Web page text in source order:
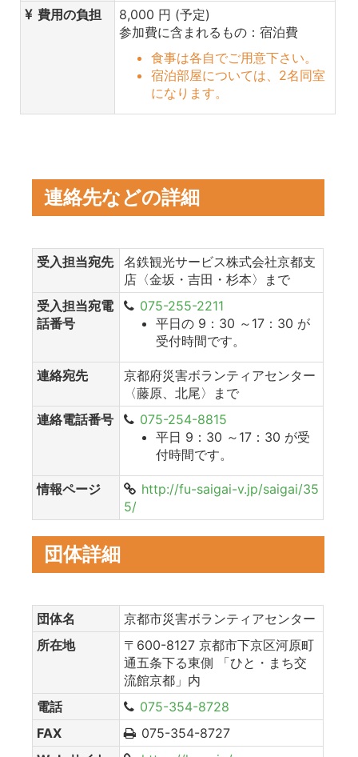
費用の負担
8,000 円 (予定)
参加費に含まれるもの：宿泊費
食事は各自でご用意下さい。
宿泊部屋については、2名同室
になります。
連絡先などの詳細
受入担当宛先
名鉄観光サービス株式会社京都支
店〈金坂・吉田・杉本〉まで
受入担当宛電
話番号
075-255-2211
平日の 9：30 ～17：30 が
受付時間です。
連絡宛先
京都府災害ボランティアセンター
〈藤原、北尾〉まで
連絡電話番号
075-254-8815
平日 9：30 ～17：30 が受
付時間です。
情報ページ
http://fu-saigai-v.jp/saigai/35
5/
団体詳細
団体名
京都市災害ボランティアセンター
所在地
〒600-8127 京都市下京区河原町
通五条下る東側 「ひと・まち交
流館京都」内
電話
075-354-8728
FAX
075-354-8727